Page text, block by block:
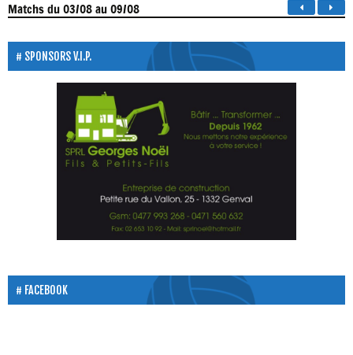
Matchsdu 03/08 au 09/08
SPONSORS V.I.P.
FACEBOOK